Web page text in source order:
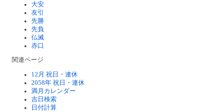
大安
友引
先勝
先負
仏滅
赤口
関連ページ
12月 祝日・連休
2058年 祝日・連休
満月カレンダー
吉日検索
日付計算